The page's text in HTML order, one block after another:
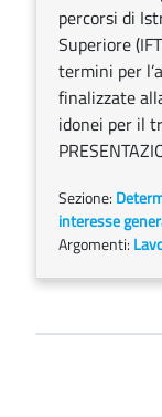
percorsi di
Superiore
termini per
finalizzate
idonei per il
Sezione:
interesse
Argomenti: